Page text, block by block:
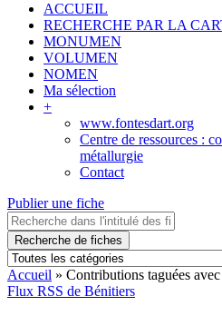
ACCUEIL
RECHERCHE PAR LA
MONUMEN
VOLUMEN
NOMEN
Ma sélection
+
www.fontesdart.org
Centre de ressources :
métallurgie
Contact
Publier une fiche
Recherche de fiches
Accueil » Contributions taguées
Flux RSS de Bénitiers